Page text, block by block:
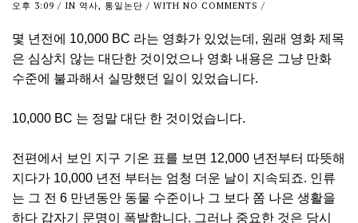
오후 3:09 / IN 역사, 통일논단 / WITH NO COMMENTS /
몇 년전에 10,000 BC 라는 영화가 있었는데, 원래 영화 제목
은 심상치 않는 대단한 것이었으나 영화 내용은 그냥 만화
수준에 불과해서 실망했던 일이 있었습니다.
10,000 BC 는 정말 대단 한 것이었습니다.
전편에서 보인 지구 기온 표를 보면 12,000 년전부터 따뜻해
지다가 10,000 년전 부터는 엄청 더운 날이 지속되죠. 인류
는 그 전 6 만년동안 동물 수준이나 그 보다 쫌 나은 생활을
하다 갑자기 문명이 폭발합니다. 그러나 중요한 것은 당시